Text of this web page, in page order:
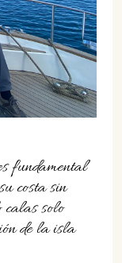
fundamental
costa sin
calas solo
de la isla